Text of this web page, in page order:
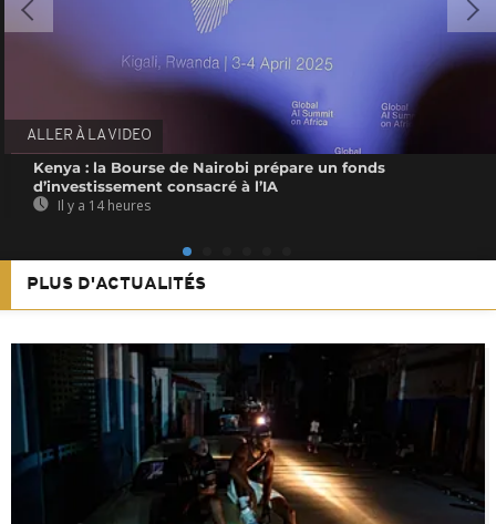
ALLER À LA VIDEO
Kenya : la Bourse de Nairobi prépare un fonds
d’investissement consacré à l’IA
Il y a 14 heures
PLUS D'ACTUALITÉS